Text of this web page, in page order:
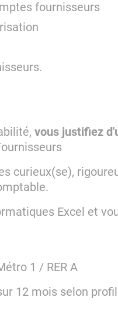
fournisseurs
vous justifiez
curieux(se),
Excel et
1 / RER A
12 mois selon profil